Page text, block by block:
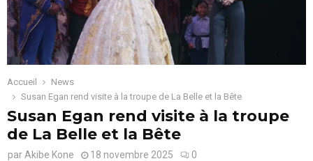
Accueil
News
Susan Egan rend visite à la troupe de La Belle et la Bête
Susan Egan rend visite à la troupe
de La Belle et la Bête
par Akibe Kone 18 novembre 2025 0